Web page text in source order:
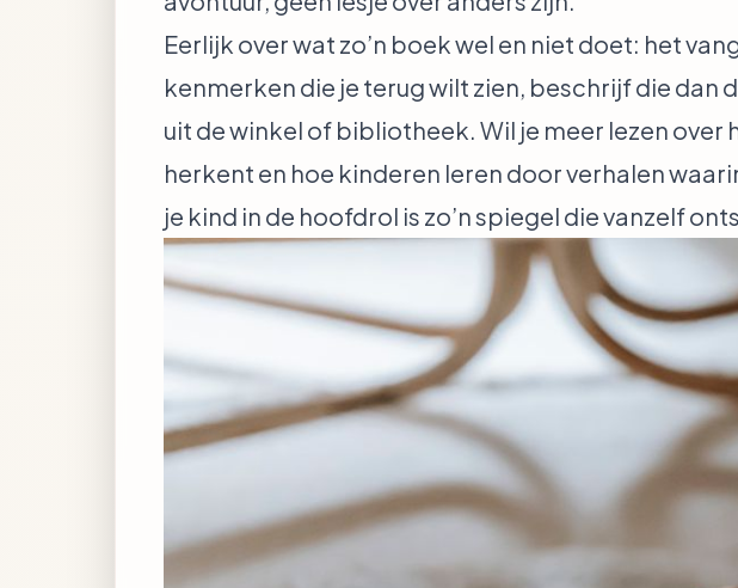
Eerlijk over wat zo’n boek wel en niet doet: het
kenmerken die je terug wilt zien, beschrijf die
uit de winkel of bibliotheek. Wil je meer lezen
herkent en hoe kinderen leren door verhalen
je kind in de hoofdrol is zo’n spiegel die vanzelf